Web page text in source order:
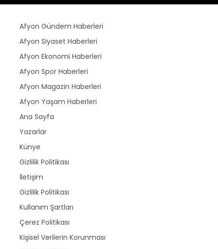
Afyon Gündem Haberleri
Afyon Siyaset Haberleri
Afyon Ekonomi Haberleri
Afyon Spor Haberleri
Afyon Magazin Haberleri
Afyon Yaşam Haberleri
Ana Sayfa
Yazarlar
Künye
Gizlilik Politikası
İletişim
Gizlilik Politikası
Kullanım Şartları
Çerez Politikası
Kişisel Verilerin Korunması